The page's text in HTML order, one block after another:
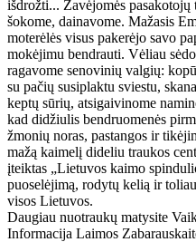
išdrožti... Žavėjomės pasakotojų
šokome, dainavome. Mažasis
moterėlės visus pakerėjo savo
mokėjimu bendrauti. Vėliau
ragavome senovinių valgių:
su pačių susiplaktu sviestu,
keptų sūrių, atsigaivinome
kad didžiulis bendruomenės
žmonių noras, pastangos ir
mažą kaimelį dideliu traukos
įteiktas „Lietuvos kaimo
puoselėjimą, rodytų kelią ir
visos Lietuvos.
Daugiau nuotraukų matysite
Informacija Laimos